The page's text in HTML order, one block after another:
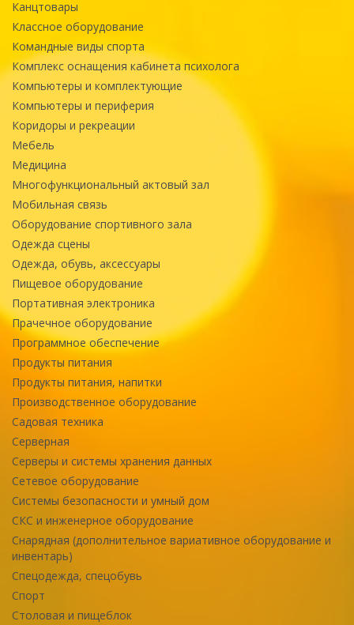
Канцтовары
Классное оборудование
Командные виды спорта
Комплекс оснащения кабинета психолога
Компьютеры и комплектующие
Компьютеры и периферия
Коридоры и рекреации
Мебель
Медицина
Многофункциональный актовый зал
Мобильная связь
Оборудование спортивного зала
Одежда сцены
Одежда, обувь, аксессуары
Пищевое оборудование
Портативная электроника
Прачечное оборудование
Программное обеспечение
Продукты питания
Продукты питания, напитки
Производственное оборудование
Садовая техника
Серверная
Серверы и системы хранения данных
Сетевое оборудование
Системы безопасности и умный дом
СКС и инженерное оборудование
Снарядная (дополнительное вариативное оборудование и
инвентарь)
Спецодежда, спецобувь
Спорт
Столовая и пищеблок